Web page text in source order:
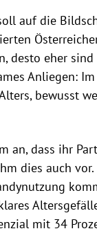
auf die
desto eher
Anliegen: Im
bewusst
an, dass ihr
dies auch
mit 34